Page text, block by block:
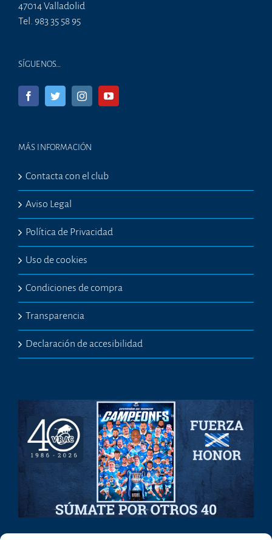
47014 Valladolid
Tel. 983 35 58 95
SÍGUENOS…
MÁS INFORMACIÓN
Contacta con el club
Aviso Legal
Política de Privacidad
Uso de cookies
Condiciones de compra
Transparencia
Declaración de accesibilidad